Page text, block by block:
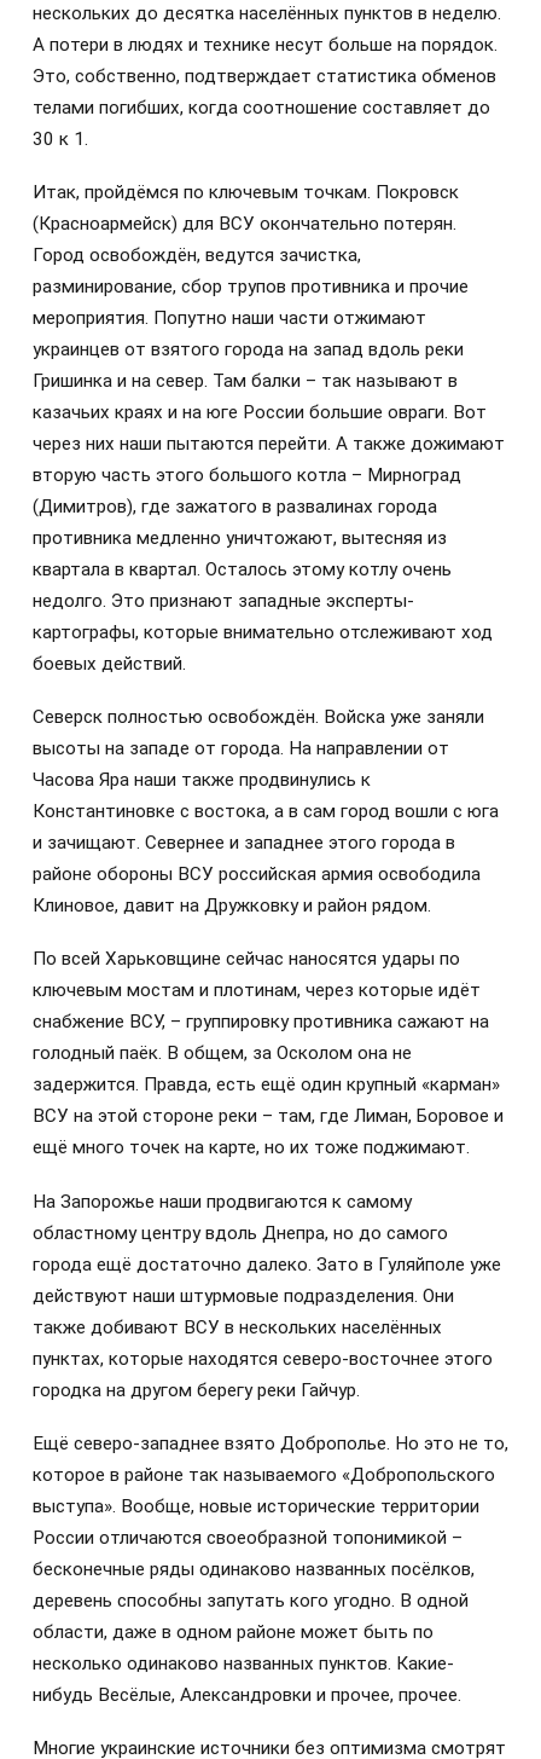
нескольких до десятка населённых пунктов в неделю.
А потери в людях и технике несут больше на порядок.
Это, собственно, подтверждает статистика обменов
телами погибших, когда соотношение составляет до
30 к 1.
Итак, пройдёмся по ключевым точкам. Покровск
(Красноармейск) для ВСУ окончательно потерян.
Город освобождён, ведутся зачистка,
разминирование, сбор трупов противника и прочие
мероприятия. Попутно наши части отжимают
украинцев от взятого города на запад вдоль реки
Гришинка и на север. Там балки – так называют в
казачьих краях и на юге России большие овраги. Вот
через них наши пытаются перейти. А также дожимают
вторую часть этого большого котла – Мирноград
(Димитров), где зажатого в развалинах города
противника медленно уничтожают, вытесняя из
квартала в квартал. Осталось этому котлу очень
недолго. Это признают западные эксперты-
картографы, которые внимательно отслеживают ход
боевых действий.
Северск полностью освобождён. Войска уже заняли
высоты на западе от города. На направлении от
Часова Яра наши также продвинулись к
Константиновке с востока, а в сам город вошли с юга
и зачищают. Севернее и западнее этого города в
районе обороны ВСУ российская армия освободила
Клиновое, давит на Дружковку и район рядом.
По всей Харьковщине сейчас наносятся удары по
ключевым мостам и плотинам, через которые идёт
снабжение ВСУ, – группировку противника сажают на
голодный паёк. В общем, за Осколом она не
задержится. Правда, есть ещё один крупный «карман»
ВСУ на этой стороне реки – там, где Лиман, Боровое и
ещё много точек на карте, но их тоже поджимают.
На Запорожье наши продвигаются к самому
областному центру вдоль Днепра, но до самого
города ещё достаточно далеко. Зато в Гуляйполе уже
действуют наши штурмовые подразделения. Они
также добивают ВСУ в нескольких населённых
пунктах, которые находятся северо-восточнее этого
городка на другом берегу реки Гайчур.
Ещё северо-западнее взято Доброполье. Но это не то,
которое в районе так называемого «Добропольского
выступа». Вообще, новые исторические территории
России отличаются своеобразной топонимикой –
бесконечные ряды одинаково названных посёлков,
деревень способны запутать кого угодно. В одной
области, даже в одном районе может быть по
несколько одинаково названных пунктов. Какие-
нибудь Весёлые, Александровки и прочее, прочее.
Многие украинские источники без оптимизма смотрят